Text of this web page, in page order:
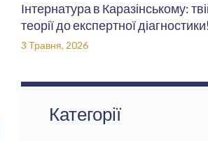
Інтернатура в Каразінському:
теорії до експертної діагностики!
3 Травня, 2026
Категорії